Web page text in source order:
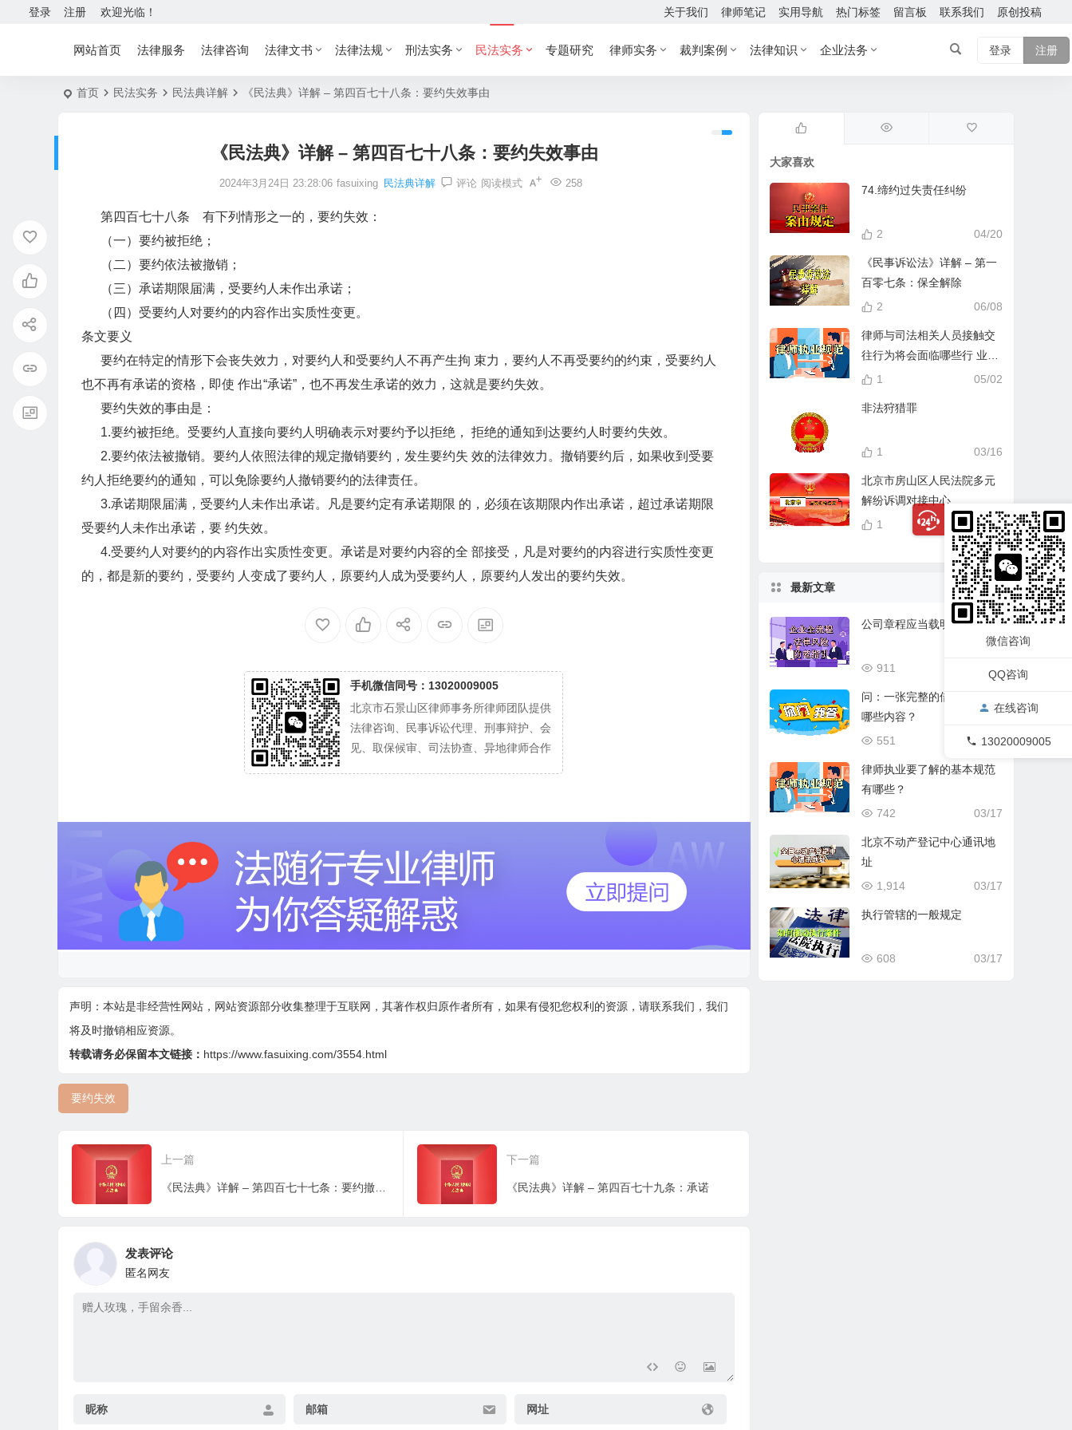
欢迎光临！
登录 注册 关于我们 律师笔记 实用导航 热门标签 留言板 联系我们 原创投稿
网站首页 法律服务 法律咨询 法律文书 法律法规 刑法实务 民法实务 专题研究 律师实务 裁判案例 法律知识 企业法务 登录 注册
首页 民法实务 民法典详解 《民法典》详解 – 第四百七十八条：要约失效事由
《民法典》详解 – 第四百七十八条：要约失效事由
2024年3月24日 23:28:06 fasuixing 民法典详解 评论 258
阅读模式
第四百七十八条 有下列情形之一的，要约失效：
（一）要约被拒绝；
（二）要约依法被撤销；
（三）承诺期限届满，受要约人未作出承诺；
（四）受要约人对要约的内容作出实质性变更。
条文要义
要约在特定的情形下会丧失效力，对要约人和受要约人不再产生拘 束力，要约人不再受要约的约束，受要约人
也不再有承诺的资格，即使 作出“承诺”，也不再发生承诺的效力，这就是要约失效。
要约失效的事由是：
1.要约被拒绝。受要约人直接向要约人明确表示对要约予以拒绝， 拒绝的通知到达要约人时要约失效。
2.要约依法被撤销。要约人依照法律的规定撤销要约，发生要约失 效的法律效力。撤销要约后，如果收到受要
约人拒绝要约的通知，可以免除要约人撤销要约的法律责任。
3.承诺期限届满，受要约人未作出承诺。凡是要约定有承诺期限 的，必须在该期限内作出承诺，超过承诺期限
受要约人未作出承诺，要 约失效。
4.受要约人对要约的内容作出实质性变更。承诺是对要约内容的全 部接受，凡是对要约的内容进行实质性变更
的，都是新的要约，受要约 人变成了要约人，原要约人成为受要约人，原要约人发出的要约失效。
手机微信同号：13020009005
北京市石景山区律师事务所律师团队提供
法律咨询、民事诉讼代理、刑事辩护、会
见、取保候审、司法协查、异地律师合作
声明：本站是非经营性网站，网站资源部分收集整理于互联网，其著作权归原作者所有，如果有侵犯您权利的资源，请联系我们，我们
将及时撤销相应资源。
转载请务必保留本文链接： https://www.fasuixing.com/3554.html
要约失效
上一篇
《民法典》详解 – 第四百七十七条：要约撤销生效时间
下一篇
《民法典》详解 – 第四百七十九条：承诺
发表评论
匿名网友
昵称 邮箱 网址
大家喜欢
74.缔约过失责任纠纷
04/20
2
《民事诉讼法》详解 – 第一
百零七条：保全解除
06/08
2
律师与司法相关人员接触交
往行为将会面临哪些行 业处
分？
05/02
1
非法狩猎罪
03/16
1
北京市房山区人民法院多元
解纷诉调对接中心
04/14
1
最新文章
公司章程应当载明的事项
03/17
911
问：一张完整的借条应该有
哪些内容？
03/17
551
律师执业要了解的基本规范
有哪些？
03/17
742
北京不动产登记中心通讯地
址
03/17
1,914
执行管辖的一般规定
03/17
608
微信咨询
QQ咨询
在线咨询
13020009005